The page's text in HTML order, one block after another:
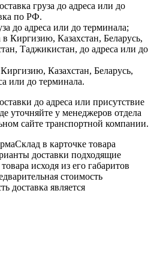
груза до адреса или до
по РФ.
до адреса или до терминала;
Киргизию, Казахстан, Беларусь,
Таджикистан, до адреса или до
Казахстан, Беларусь,
или до терминала.
до адреса или присутствие
уточняйте у менеджеров отдела
сайте транспортной компании.
в карточке товара
доставки подходящие
исходя из его габаритов
стоимость
доставка является